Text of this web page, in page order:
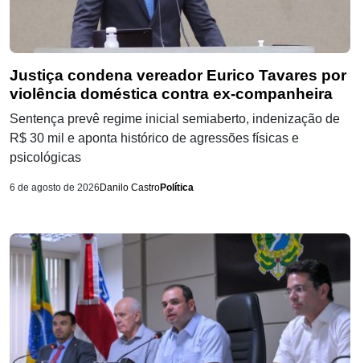
Justiça condena vereador Eurico Tavares por
violência doméstica contra ex-companheira
Sentença prevê regime inicial semiaberto, indenização de
R$ 30 mil e aponta histórico de agressões físicas e
psicológicas
6 de agosto de 2026 Danilo CastroPolítica